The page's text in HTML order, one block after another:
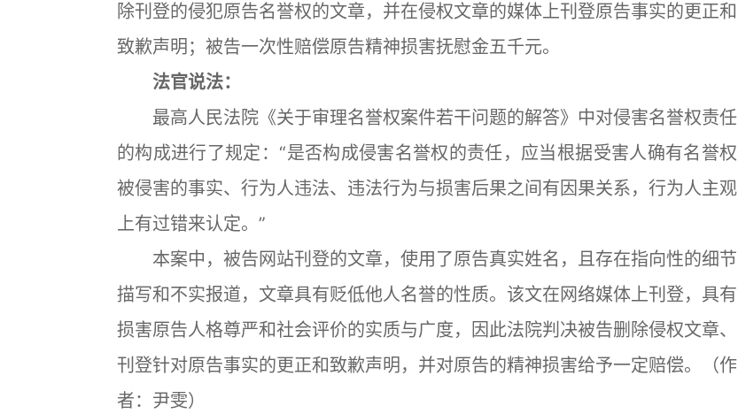
除刊登的侵犯原告名誉权的文章，并在侵权文章的媒体上刊登原告事实的更正和
致歉声明；被告一次性赔偿原告精神损害抚慰金五千元。
法官说法：
最高人民法院《关于审理名誉权案件若干问题的解答》中对侵害名誉权责任
的构成进行了规定：“是否构成侵害名誉权的责任，应当根据受害人确有名誉权
被侵害的事实、行为人违法、违法行为与损害后果之间有因果关系，行为人主观
上有过错来认定。”
本案中，被告网站刊登的文章，使用了原告真实姓名，且存在指向性的细节
描写和不实报道，文章具有贬低他人名誉的性质。该文在网络媒体上刊登，具有
损害原告人格尊严和社会评价的实质与广度，因此法院判决被告删除侵权文章、
刊登针对原告事实的更正和致歉声明，并对原告的精神损害给予一定赔偿。（作
者：尹雯）